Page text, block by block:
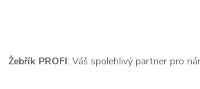
Žebřík PROFI: Váš spolehlivý partner pro